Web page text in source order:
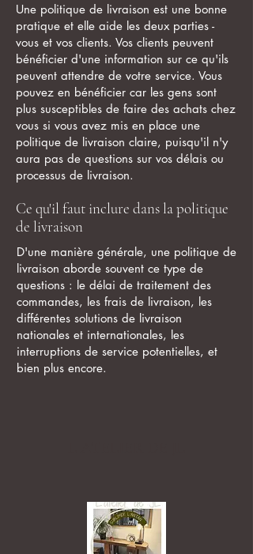
Une politique de livraison est une bonne
pratique et elle aide les deux parties -
vous et vos clients. Vos clients peuvent
bénéficier d'une information sur ce qu'ils
peuvent attendre de votre service. Vous
pouvez en bénéficier car les gens sont
plus susceptibles de faire des achats chez
vous si vous avez mis en place une
politique de livraison claire, puisqu'il n'y
aura pas de questions sur vos délais ou
processus de livraison.
Ce qu'il faut inclure dans la politique
de livraison
D'une manière générale, une politique de
livraison aborde souvent ce type de
questions : le délai de traitement des
commandes, les frais de livraison, les
différentes solutions de livraison
nationales et internationales, les
interruptions de service potentielles, et
bien plus encore.